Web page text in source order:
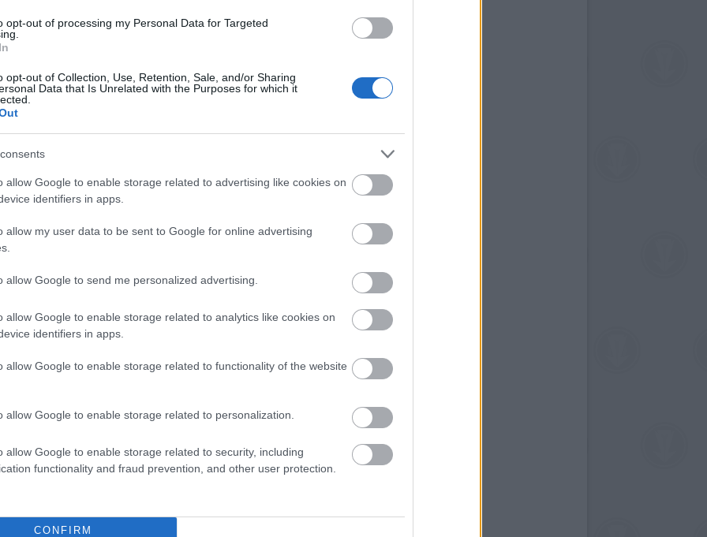
opt-out of processing my Personal Data for Targeted
opt-out of Collection, Use, Retention, Sale, and/or Sharing
Data that Is Unrelated with the Purposes for which it
allow Google to enable storage related to advertising like cookies on
identifiers in apps.
allow my user data to be sent to Google for online advertising
allow Google to send me personalized advertising.
allow Google to enable storage related to analytics like cookies on
identifiers in apps.
allow Google to enable storage related to functionality of the website
allow Google to enable storage related to personalization.
allow Google to enable storage related to security, including
functionality and fraud prevention, and other user protection.
CONFIRM
A legnehezebb feladat a folyamatos
láthatjuk a Zsámbéki Színházi Bázison augusztus 25-én és
és a következő évadról is kérdeztük őt.
Kalózok ejtették foglyul a diktátort
A színházi bázison most újra megvalósul a Köztársaság.
tovább
2015. 03. 24.|Kultúrpart
Burák Ádámtavaly négy színészre komponálva rendezte
meg aIII. Richárd ot, amelyet mostmárcius 25. és 29. között
tovább